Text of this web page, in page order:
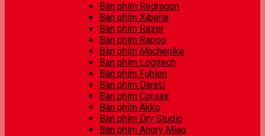
Bàn phím Redragon
Bàn phím Xiberia
Bàn phím Razer
Bàn phím Rapoo
Bàn phím Machenike
Bàn phím Logitech
Bàn phím Fuhlen
Bàn phím DareU
Bàn phím Corsair
Bàn phím Akko
Bàn phím Dry Studio
Bàn phím Angry Miao